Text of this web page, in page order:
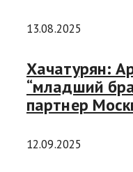
13.08.2025
Хачатурян:
“младший
партнер
12.09.2025